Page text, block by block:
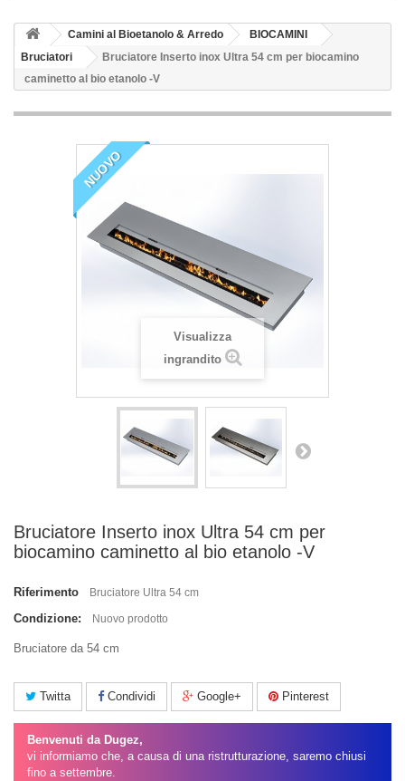
Camini al Bioetanolo & Arredo
BIOCAMINI
Bruciatori
Bruciatore Inserto inox Ultra 54 cm per biocamino
caminetto al bio etanolo -V
NUOVO
Visualizza
ingrandito
Bruciatore Inserto inox Ultra 54 cm per
biocamino caminetto al bio etanolo -V
Riferimento Bruciatore Ultra 54 cm
Condizione: Nuovo prodotto
Bruciatore da 54 cm
Twitta Condividi Google+ Pinterest
Benvenuti da Dugez,
vi informiamo che, a causa di una ristrutturazione, saremo chiusi
fino a settembre.